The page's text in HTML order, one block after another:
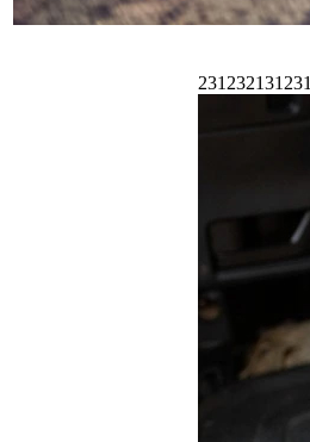
231232131231